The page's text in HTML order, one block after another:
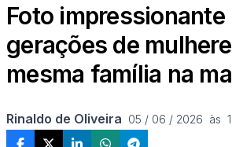
Foto
gerações de
mesma família na
Rinaldo de Oliveira 05 / 06 / 2026  às